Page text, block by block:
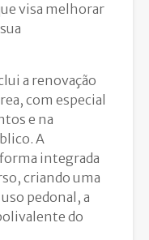
visa melhorar
a renovação
com especial
e na
A
integrada
criando uma
pedonal, a
do